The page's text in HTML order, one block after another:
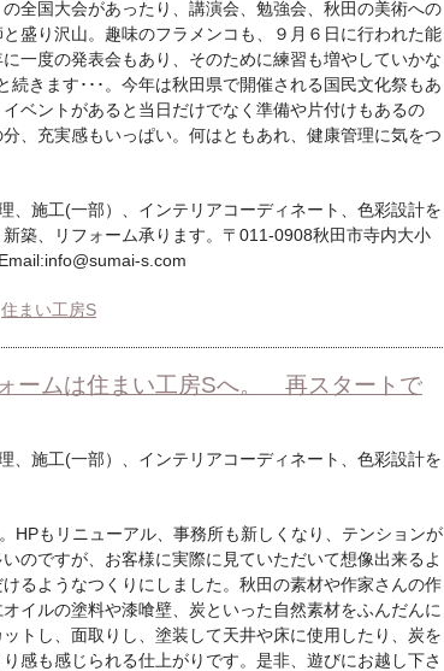
全国大会があったり、講演会、勉強会、秋田の美術への
盛り沢山。趣味のフラメンコも、９月６日に行われた能
一度の発表会もあり、そのために練習も増やしていかな
きます･･･。今年は秋田県で開催される国民文化祭もあ
ベントがあると当日だけでなく準備や片付けもあるの
、充実感もいっぱい。何はともあれ、健康管理に気をつ
、施工(一部）、インテリアコーディネート、色彩設計を
築、リフォーム承ります。〒011-0908秋田市寺内大小
s.com
住まい工房S
ームは住まい工房Sへ。 再スタートで
、施工(一部）、インテリアコーディネート、色彩設計を
HPもリニューアル、事務所も新しくなり、テンションが
のですが、お客様に実際に見ていただいて想像出来るよ
るようなつくりにしました。秋田の素材や作家さんの作
イルの塗料や漆喰壁、炭といった自然素材をふんだんに
トし、面取りし、塗装して天井や床に使用したり、炭を
感も感じられる仕上がりです。是非、遊びにお越し下さ